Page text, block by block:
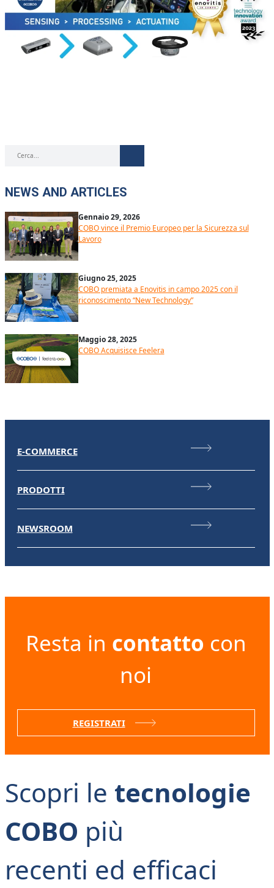
NEWS AND ARTICLES
Gennaio 29, 2026
COBO vince il Premio Europeo per la Sicurezza sul
Lavoro
Giugno 25, 2025
COBO premiata a Enovitis in campo 2025 con il
riconoscimento “New Technology”
Maggio 28, 2025
COBO Acquisisce Feelera
E-COMMERCE
PRODOTTI
NEWSROOM
Resta in contatto con
noi
REGISTRATI
Scopri le tecnologie
COBO più
recenti ed efficaci